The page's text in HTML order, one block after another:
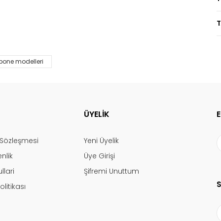
modelleri
ÜYELİK
Yeni Üyelik
Üye Girişi
Şifremi Unuttum